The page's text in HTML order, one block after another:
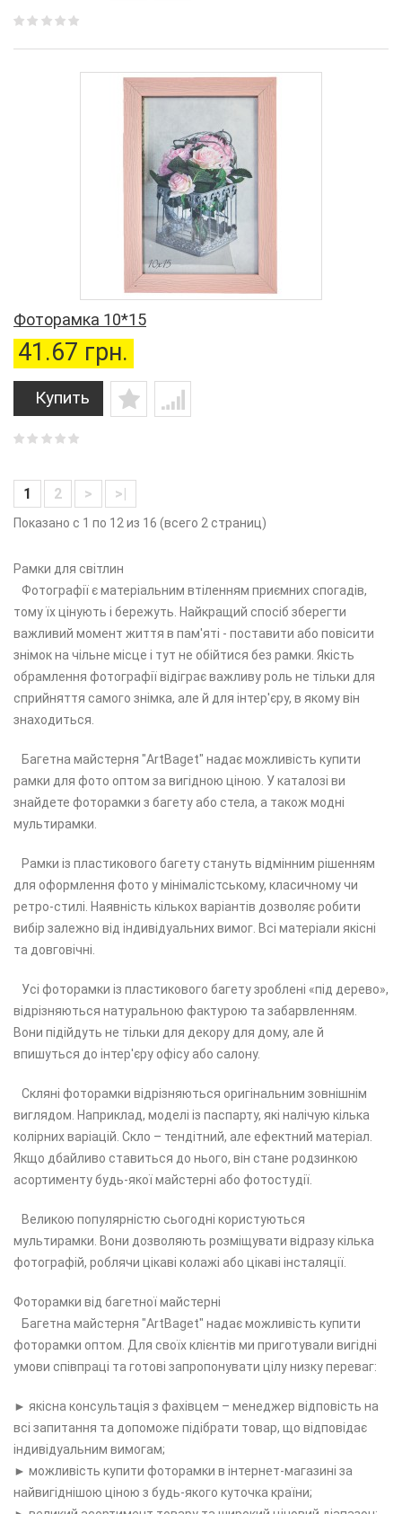
Фоторамка 10*15
41.67 грн.
Купить
1 2 > >|
Показано с 1 по 12 из 16 (всего 2 страниц)
Рамки для світлин
Фотографії є ​​матеріальним втіленням приємних спогадів,
тому їх цінують і бережуть. Найкращий спосіб зберегти
важливий момент життя в пам'яті - поставити або повісити
знімок на чільне місце і тут не обійтися без рамки. Якість
обрамлення фотографії відіграє важливу роль не тільки для
сприйняття самого знімка, але й для інтер'єру, в якому він
знаходиться.
Багетна майстерня "ArtBaget" надає можливість купити
рамки для фото оптом за вигідною ціною. У каталозі ви
знайдете фоторамки з багету або стела, а також модні
мультирамки.
Рамки із пластикового багету стануть відмінним рішенням
для оформлення фото у мінімалістському, класичному чи
ретро-стилі. Наявність кількох варіантів дозволяє робити
вибір залежно від індивідуальних вимог. Всі матеріали якісні
та довговічні.
Усі фоторамки із пластикового багету зроблені «під дерево»,
відрізняються натуральною фактурою та забарвленням.
Вони підійдуть не тільки для декору для дому, але й
впишуться до інтер'єру офісу або салону.
Скляні фоторамки відрізняються оригінальним зовнішнім
виглядом. Наприклад, моделі із паспарту, які налічую кілька
колірних варіацій. Скло – тендітний, але ефектний матеріал.
Якщо дбайливо ставиться до нього, він стане родзинкою
асортименту будь-якої майстерні або фотостудії.
Великою популярністю сьогодні користуються
мультирамки. Вони дозволяють розміщувати відразу кілька
фотографій, роблячи цікаві колажі або цікаві інсталяції.
Фоторамки від багетної майстерні
Багетна майстерня "ArtBaget" надає можливість купити
фоторамки оптом. Для своїх клієнтів ми приготували вигідні
умови співпраці та готові запропонувати цілу низку переваг:
► якісна консультація з фахівцем – менеджер відповість на
всі запитання та допоможе підібрати товар, що відповідає
індивідуальним вимогам;
► можливість купити фоторамки в інтернет-магазині за
найвигіднішою ціною з будь-якого куточка країни;